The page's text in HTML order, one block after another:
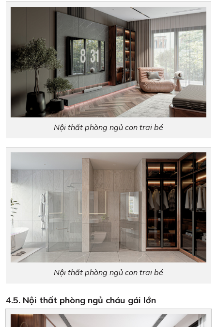
Nội thất phòng ngủ con trai bé
Nội thất phòng ngủ con trai bé
4.5. Nội thất phòng ngủ cháu gái lớn